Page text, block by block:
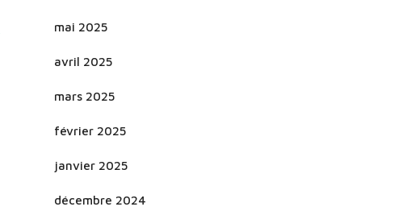
mai 2025
avril 2025
mars 2025
février 2025
janvier 2025
décembre 2024